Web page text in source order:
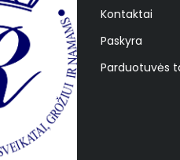
Kontaktai
Paskyra
Parduotuvės